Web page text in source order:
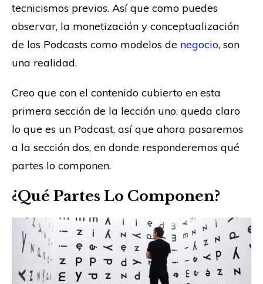
tecnicismos previos. Así que como puedes
observar, la monetización y conceptualización
de los Podcasts como modelos de negocio, son
una realidad.
Creo que con el contenido cubierto en esta
primera sección de la lección uno, queda claro
lo que es un Podcast, así que ahora pasaremos
a la sección dos, en donde responderemos qué
partes lo componen.
¿Qué Partes Lo Componen?